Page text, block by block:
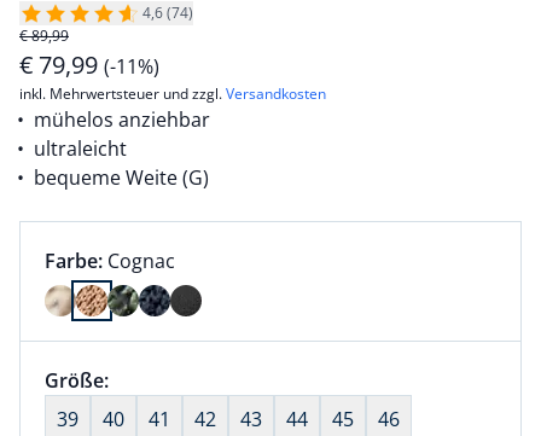
4,6 (74)
€ 89,99
€ 79,99 (-11%)
inkl. Mehrwertsteuer und zzgl.Versandkosten
mühelos anziehbar
ultraleicht
bequeme Weite (G)
Farbauswahl:
Farbe: aktuell ausgewählt:
Cognac
Farbe Cognac ausgewählt
Größenauswahl:
Größe:nichts ausgewählt
39
40 41 42 43 44 45
46